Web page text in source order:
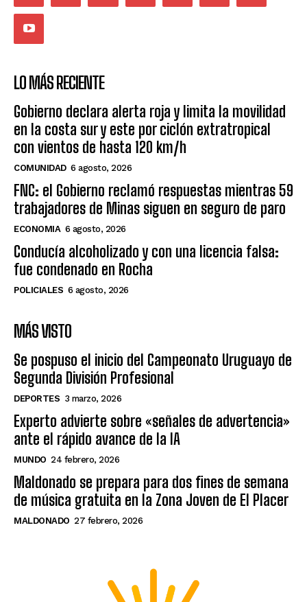
LO MÁS RECIENTE
Gobierno declara alerta roja y limita la movilidad
en la costa sur y este por ciclón extratropical
con vientos de hasta 120 km/h
COMUNIDAD 6 agosto, 2026
FNC: el Gobierno reclamó respuestas mientras 59
trabajadores de Minas siguen en seguro de paro
ECONOMIA 6 agosto, 2026
Conducía alcoholizado y con una licencia falsa:
fue condenado en Rocha
POLICIALES 6 agosto, 2026
MÁS VISTO
Se pospuso el inicio del Campeonato Uruguayo de
Segunda División Profesional
DEPORTES 3 marzo, 2026
Experto advierte sobre «señales de advertencia»
ante el rápido avance de la IA
MUNDO 24 febrero, 2026
Maldonado se prepara para dos fines de semana
de música gratuita en la Zona Joven de El Placer
MALDONADO 27 febrero, 2026